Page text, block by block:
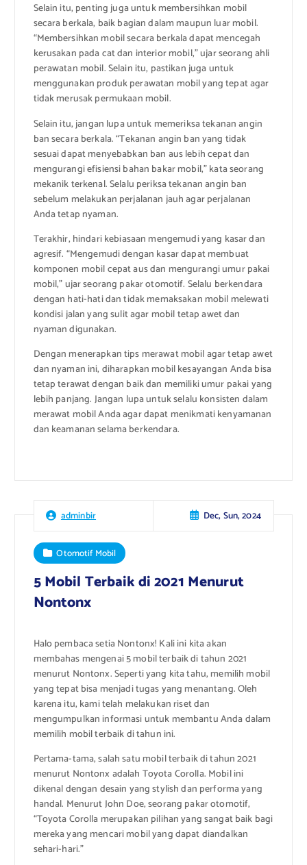
Selain itu, penting juga untuk membersihkan mobil
secara berkala, baik bagian dalam maupun luar mobil.
“Membersihkan mobil secara berkala dapat mencegah
kerusakan pada cat dan interior mobil,” ujar seorang ahli
perawatan mobil. Selain itu, pastikan juga untuk
menggunakan produk perawatan mobil yang tepat agar
tidak merusak permukaan mobil.
Selain itu, jangan lupa untuk memeriksa tekanan angin
ban secara berkala. “Tekanan angin ban yang tidak
sesuai dapat menyebabkan ban aus lebih cepat dan
mengurangi efisiensi bahan bakar mobil,” kata seorang
mekanik terkenal. Selalu periksa tekanan angin ban
sebelum melakukan perjalanan jauh agar perjalanan
Anda tetap nyaman.
Terakhir, hindari kebiasaan mengemudi yang kasar dan
agresif. “Mengemudi dengan kasar dapat membuat
komponen mobil cepat aus dan mengurangi umur pakai
mobil,” ujar seorang pakar otomotif. Selalu berkendara
dengan hati-hati dan tidak memaksakan mobil melewati
kondisi jalan yang sulit agar mobil tetap awet dan
nyaman digunakan.
Dengan menerapkan tips merawat mobil agar tetap awet
dan nyaman ini, diharapkan mobil kesayangan Anda bisa
tetap terawat dengan baik dan memiliki umur pakai yang
lebih panjang. Jangan lupa untuk selalu konsisten dalam
merawat mobil Anda agar dapat menikmati kenyamanan
dan keamanan selama berkendara.
adminbir Dec, Sun, 2024
Otomotif Mobil
5 Mobil Terbaik di 2021 Menurut
Nontonx
Halo pembaca setia Nontonx! Kali ini kita akan
membahas mengenai 5 mobil terbaik di tahun 2021
menurut Nontonx. Seperti yang kita tahu, memilih mobil
yang tepat bisa menjadi tugas yang menantang. Oleh
karena itu, kami telah melakukan riset dan
mengumpulkan informasi untuk membantu Anda dalam
memilih mobil terbaik di tahun ini.
Pertama-tama, salah satu mobil terbaik di tahun 2021
menurut Nontonx adalah Toyota Corolla. Mobil ini
dikenal dengan desain yang stylish dan performa yang
handal. Menurut John Doe, seorang pakar otomotif,
“Toyota Corolla merupakan pilihan yang sangat baik bagi
mereka yang mencari mobil yang dapat diandalkan
sehari-hari.”